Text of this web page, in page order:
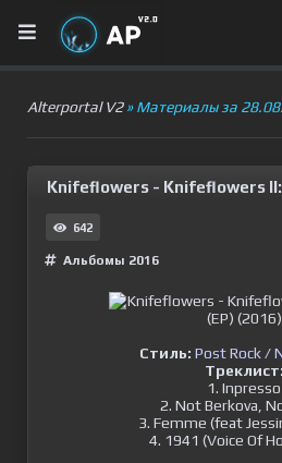
Alterportal V2» Материалы за
Knifeflowers - Knifeflowers II:
642
Альбомы 2016
Стиль: Post Rock /
Треклист:
1. Inpresso
2. Not Berkova,
3. Femme (feat
4. 1941 (Voice Of